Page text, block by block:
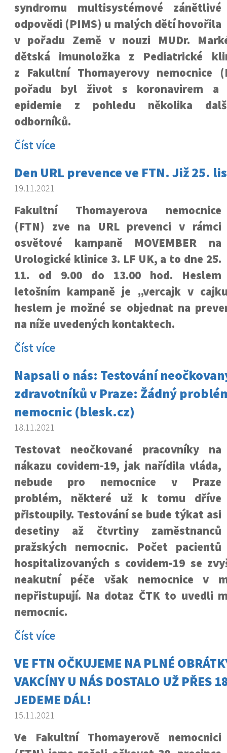
syndromu multisystémové zánětlivé
odpovědi (PIMS) u malých dětí hovořila
v pořadu Země v nouzi MUDr.
dětská imunoložka z Pediatrické
z Fakultní Thomayerovy nemocnice
pořadu byl život s koronavirem a
epidemie z pohledu několika
odborníků.
Číst více
Den URL prevence ve FTN. Již 25.
19.11.2021
Fakultní Thomayerova nemocnice
(FTN) zve na URL prevenci v rámci
osvětové kampaně MOVEMBER na
Urologické klinice 3. LF UK, a to dne 25.
11. od 9.00 do 13.00 hod. Heslem
letošním kampaně je „vercajk v
heslem je možné se objednat na
na níže uvedených kontaktech.
Číst více
Napsali o nás: Testování
zdravotníků v Praze: Žádný
nemocnic (blesk.cz)
18.11.2021
Testovat neočkované pracovníky na
nákazu covidem-19, jak nařídila vláda,
nebude pro nemocnice v Praze
problém, některé už k tomu dříve
přistoupily. Testování se bude týkat asi
desetiny až čtvrtiny zaměstnanců
pražských nemocnic. Počet pacientů
hospitalizovaných s covidem-19 se
neakutní péče však nemocnice v
nepřistupují. Na dotaz ČTK to uvedli
nemocnic.
Číst více
VE FTN OČKUJEME NA PLNÉ
VAKCÍNY U NÁS DOSTALO UŽ PŘES
JEDEME DÁL!
15.11.2021
Ve Fakultní Thomayerově nemocnici